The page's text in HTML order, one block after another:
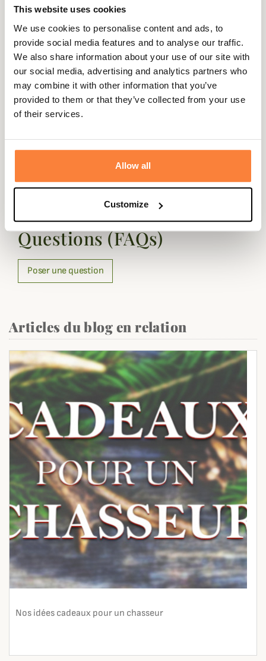
This website uses cookies
We use cookies to personalise content and ads, to
provide social media features and to analyse our traffic.
We also share information about your use of our site with
our social media, advertising and analytics partners who
may combine it with other information that you’ve
provided to them or that they’ve collected from your use
of their services.
Allow all
Customize
Matière Polyester
Marque Américaine : Choisir sa taille
Les marques américaines ont un taillant plutôt
grand.
Si votre choix se porte sur ce produit de marque américaine,
Questions (FAQs)
Questions (FAQs)
Poser une question
Articles du blog en relation
Nos idées cadeaux pour un chasseur